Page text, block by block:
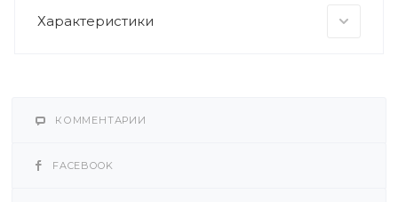
Характеристики
КОММЕНТАРИИ
FACEBOOK